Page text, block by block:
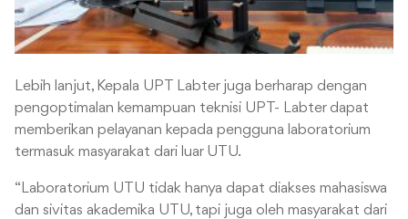
Lebih lanjut, Kepala UPT Labter juga berharap dengan
pengoptimalan kemampuan teknisi UPT- Labter dapat
memberikan pelayanan kepada pengguna laboratorium
termasuk masyarakat dari luar UTU.
“Laboratorium UTU tidak hanya dapat diakses mahasiswa
dan sivitas akademika UTU, tapi juga oleh masyarakat dari